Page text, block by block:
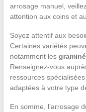
arrosage manuel,
attention aux coins et
Soyez attentif aux
Certaines variétés
notamment les
Renseignez-vous
ressources
adaptées à votre type
En somme, l’arrosage